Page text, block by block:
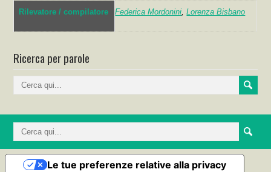
Rilevatore / compilatore Federica Mordonini,Lorenza Bisbano
Ricerca per parole
Le tue preferenze relative alla privacy